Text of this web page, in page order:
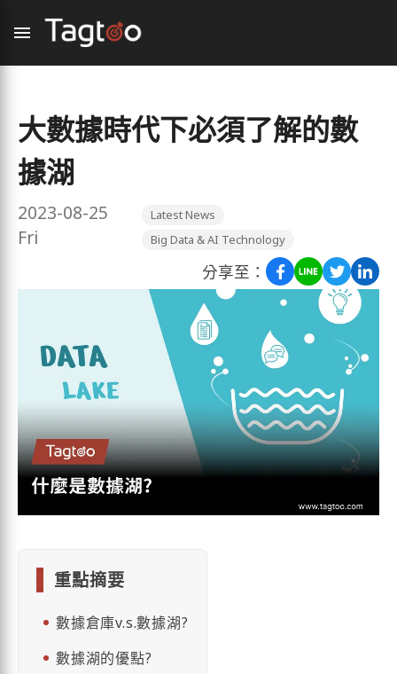
大數據時代下必須了解的數
據湖
2023-08-25
Fri
Latest News
Big Data & AI Technology
分享至：
重點摘要
數據倉庫v.s.數據湖?
數據湖的優點?